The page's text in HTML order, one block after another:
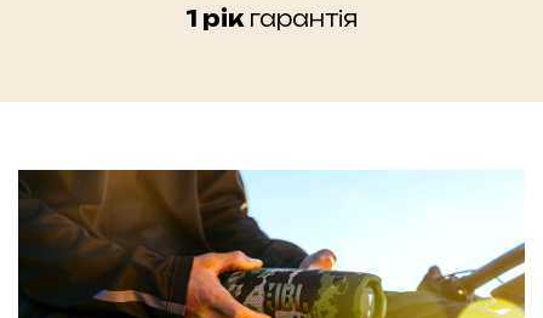
1 рік гарантія